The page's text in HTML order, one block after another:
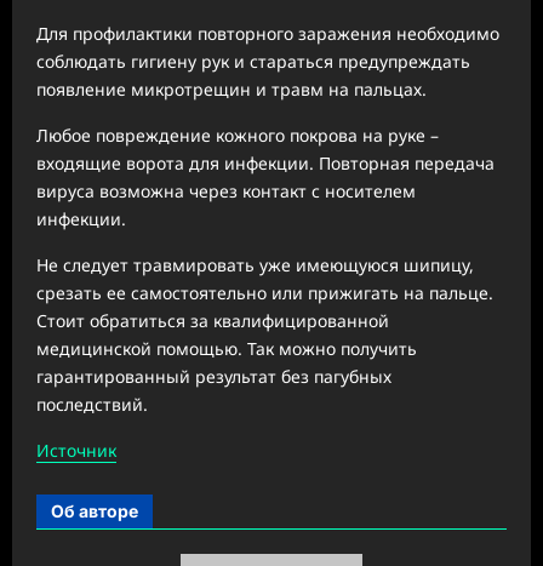
Для профилактики повторного заражения необходимо
соблюдать гигиену рук и стараться предупреждать
появление микротрещин и травм на пальцах.
Любое повреждение кожного покрова на руке –
входящие ворота для инфекции. Повторная передача
вируса возможна через контакт с носителем
инфекции.
Не следует травмировать уже имеющуюся шипицу,
срезать ее самостоятельно или прижигать на пальце.
Стоит обратиться за квалифицированной
медицинской помощью. Так можно получить
гарантированный результат без пагубных
последствий.
Источник
Об авторе